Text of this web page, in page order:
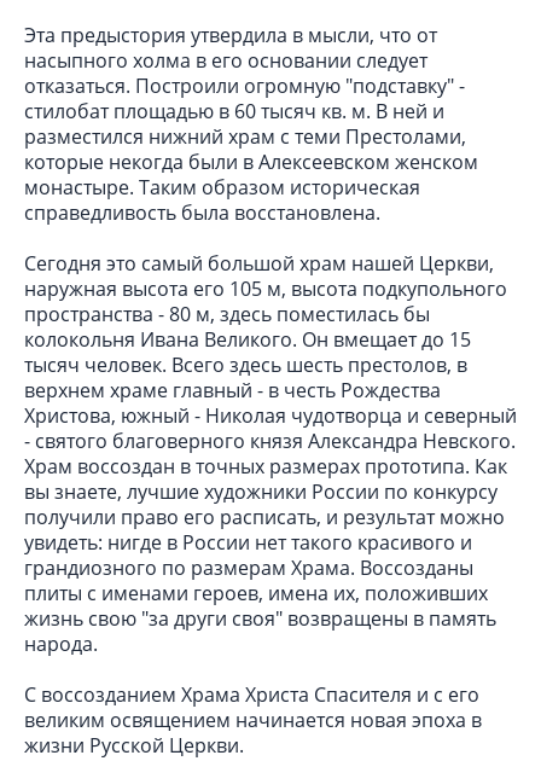
Эта предыстория утвердила в мысли, что от
насыпного холма в его основании следует
отказаться. Построили огромную "подставку" -
стилобат площадью в 60 тысяч кв. м. В ней и
разместился нижний храм с теми Престолами,
которые некогда были в Алексеевском женском
монастыре. Таким образом историческая
справедливость была восстановлена.
Сегодня это самый большой храм нашей Церкви,
наружная высота его 105 м, высота подкупольного
пространства - 80 м, здесь поместилась бы
колокольня Ивана Великого. Он вмещает до 15
тысяч человек. Всего здесь шесть престолов, в
верхнем храме главный - в честь Рождества
Христова, южный - Николая чудотворца и северный
- святого благоверного князя Александра Невского.
Храм воссоздан в точных размерах прототипа. Как
вы знаете, лучшие художники России по конкурсу
получили право его расписать, и результат можно
увидеть: нигде в России нет такого красивого и
грандиозного по размерам Храма. Воссозданы
плиты с именами героев, имена их, положивших
жизнь свою "за други своя" возвращены в память
народа.
С воссозданием Храма Христа Спасителя и с его
великим освящением начинается новая эпоха в
жизни Русской Церкви.